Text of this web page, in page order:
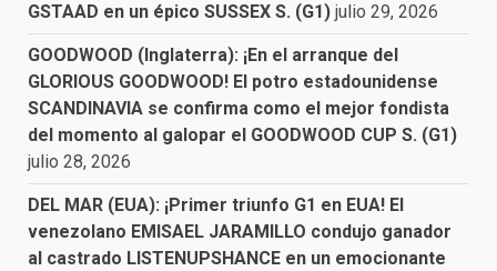
GSTAAD en un épico SUSSEX S. (G1) julio 29, 2026
GOODWOOD (Inglaterra): ¡En el arranque del
GLORIOUS GOODWOOD! El potro estadounidense
SCANDINAVIA se confirma como el mejor fondista
del momento al galopar el GOODWOOD CUP S. (G1)
julio 28, 2026
DEL MAR (EUA): ¡Primer triunfo G1 en EUA! El
venezolano EMISAEL JARAMILLO condujo ganador
al castrado LISTENUPSHANCE en un emocionante